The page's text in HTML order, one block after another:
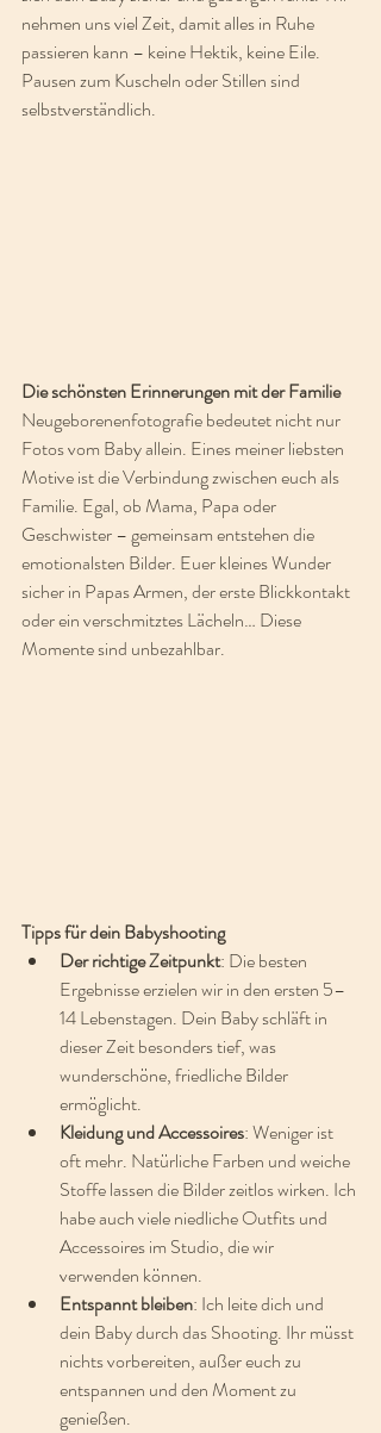
nehmen uns viel Zeit, damit alles in Ruhe
passieren kann – keine Hektik, keine Eile.
Pausen zum Kuscheln oder Stillen sind
selbstverständlich.
Die schönsten Erinnerungen mit der Familie
Neugeborenenfotografie bedeutet nicht nur
Fotos vom Baby allein. Eines meiner liebsten
Motive ist die Verbindung zwischen euch als
Familie. Egal, ob Mama, Papa oder
Geschwister – gemeinsam entstehen die
emotionalsten Bilder. Euer kleines Wunder
sicher in Papas Armen, der erste Blickkontakt
oder ein verschmitztes Lächeln… Diese
Momente sind unbezahlbar.
Tipps für dein Babyshooting
Der richtige Zeitpunkt: Die besten
Ergebnisse erzielen wir in den ersten 5–
14 Lebenstagen. Dein Baby schläft in
dieser Zeit besonders tief, was
wunderschöne, friedliche Bilder
ermöglicht.
Kleidung und Accessoires: Weniger ist
oft mehr. Natürliche Farben und weiche
Stoffe lassen die Bilder zeitlos wirken. Ich
habe auch viele niedliche Outfits und
Accessoires im Studio, die wir
verwenden können.
Entspannt bleiben: Ich leite dich und
dein Baby durch das Shooting. Ihr müsst
nichts vorbereiten, außer euch zu
entspannen und den Moment zu
genießen.